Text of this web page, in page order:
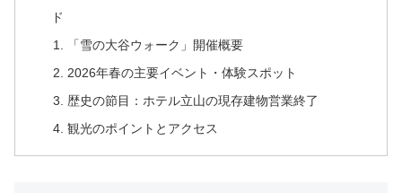
ド
「雪の大谷ウォーク」開催概要
2026年春の主要イベント・体験スポット
歴史の節目：ホテル立山の現存建物営業終了
観光のポイントとアクセス